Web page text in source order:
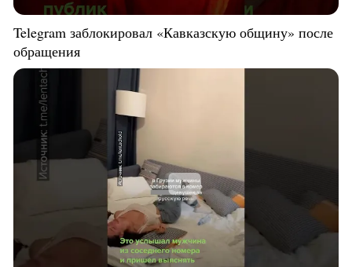
Telegram заблокировал «Кавказскую общину» после
обращения